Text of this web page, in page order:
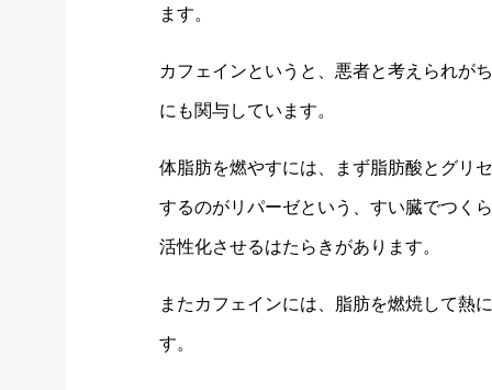
ます。
カフェインというと、悪者と考えられが
にも関与しています。
体脂肪を燃やすには、まず脂肪酸とグリ
するのがリパーゼという、すい臓でつく
活性化させるはたらきがあります。
またカフェインには、脂肪を燃焼して熱
す。